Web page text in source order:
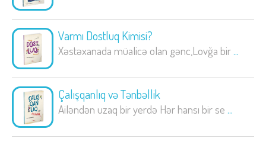
Varmı Dostluq Kimisi?
Xəstəxanada müalicə olan gənc,Lovğa bir ...
Çalışqanlıq və Tənbəllik
Ailəndən uzaq bir yerdə Hər hansı bir se ...